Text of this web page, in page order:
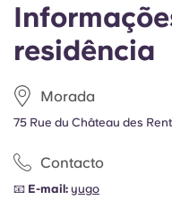
residência
Morada
75 Rue du Château des
Contacto
📧 E-mail: yugo